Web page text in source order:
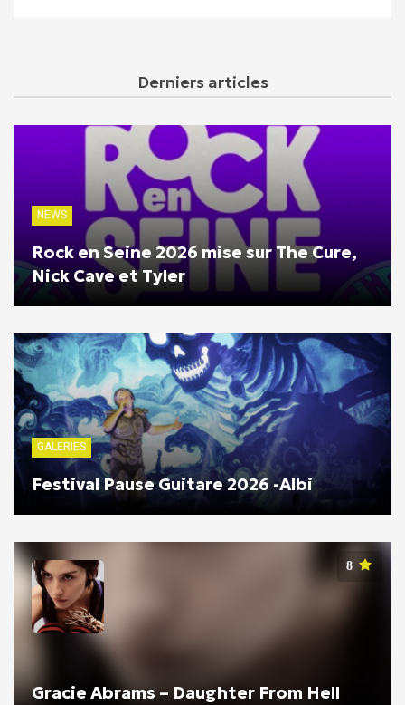
Derniers articles
NEWS
Rock en Seine 2026 mise sur The Cure,
Nick Cave et Tyler
GALERIES
Festival Pause Guitare 2026 -Albi
8
Gracie Abrams – Daughter From Hell